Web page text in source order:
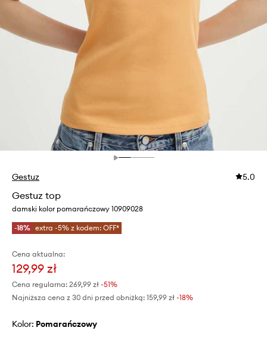
Gestuz 5.0
Gestuz top
damski kolor pomarańczowy 10909028
-18% extra -5% z kodem: OFF*
Cena aktualna:
129,99 zł
Cena regularna: 269,99 zł -51%
Najniższa cena z 30 dni przed obniżką: 159,99 zł -18%
Kolor: pomarańczowy